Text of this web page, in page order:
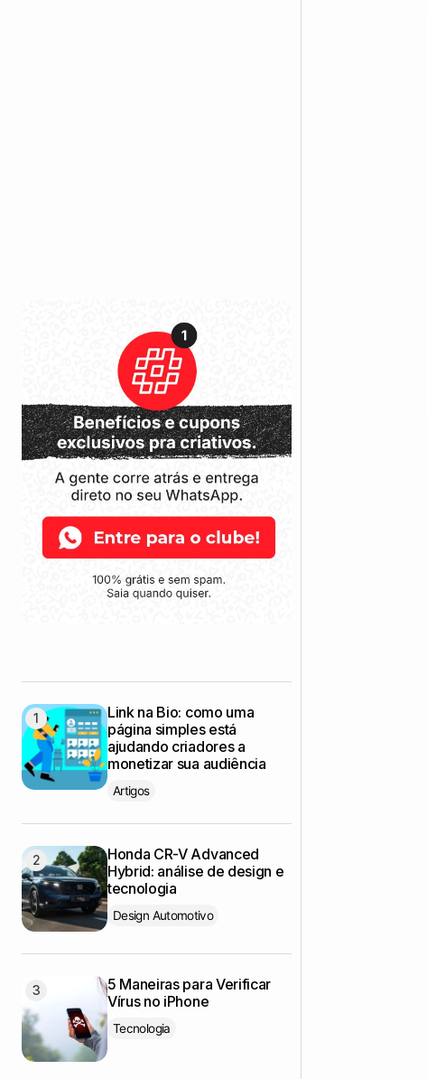
Link na Bio: como uma
página simples está
ajudando criadores a
monetizar sua audiência
Artigos
Honda CR-V Advanced
Hybrid: análise de design e
tecnologia
Design Automotivo
5 Maneiras para Verificar
Vírus no iPhone
Tecnologia